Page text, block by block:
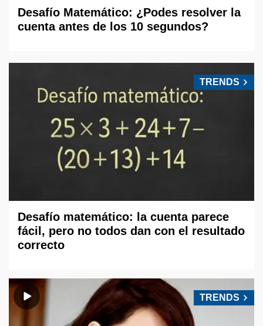
Desafío Matemático: ¿Podes resolver la
cuenta antes de los 10 segundos?
TRENDS
Desafío matemático: la cuenta parece
fácil, pero no todos dan con el resultado
correcto
TRENDS